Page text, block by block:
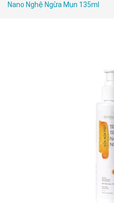
Nano Nghệ Ngừa Mụn 135ml